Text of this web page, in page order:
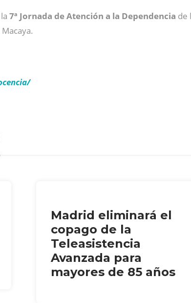
7ª Jornada de Atención a la Dependencia de
Madrid eliminará el
copago de la
Teleasistencia
Avanzada para
mayores de 85 años